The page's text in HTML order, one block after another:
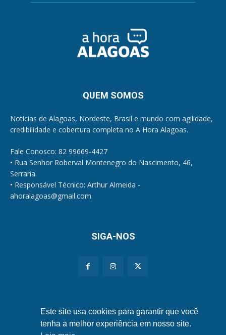
QUEM SOMOS
Notícias de Alagoas, Nordeste, Brasil e mundo com agilidade,
credibilidade e cobertura completa no A Hora Alagoas.
Fale Conosco: 82 99669-4427
• Rua Senhor Roberval Montenegro do Nascimento, 46,
Serraria.
• Responsável Técnico: Arthur Almeida -
ahoralagoas@gmail.com
SIGA-NOS
Este site usa cookies para garantir que você
tenha a melhor experiência em nosso site.